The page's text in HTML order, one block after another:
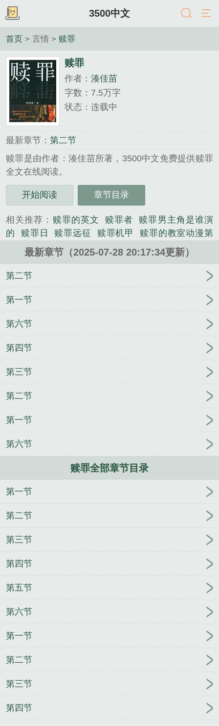
3500中文
首页 > 言情 > 赎罪
赎罪
作者： 湊佳苗
字数：7.5万字
状态：连载中
最新章节： 第二节
赎罪是由作者：湊佳苗所著，3500中文免费提供赎罪
全文在线阅读。
三秒记住本站：3500中文 网址：www.3500zw.com...
《赎罪》是湊佳苗精心创作的言情类小说。
开始阅读 章节目录
相关推荐： 赎罪的英文 赎罪者
赎罪男主角是谁演
的
赎罪日 赎罪远征 赎罪机甲
赎罪的教室动漫第
一集免费观看
赎罪的羔羊歌曲原唱
赎罪日第一季
赎罪男主
赎罪日第一季免费观看全集 赎罪修女
罪演员表
赎罪日动漫樱
看 赎罪是什么意思
赎罪祭是什么意思
赎罪日战争
赎罪电影讲的
费观看完整版
赎罪祭和
赎愆祭的区别
赎罪日动漫第1季
赎罪日1-4集免费
赎罪电影剧情简
介
赎罪女主
赎罪日
罪卷
最新章节（2025-07-28 20:17:34更新）
第二节
第一节
第六节
第四节
第三节
第二节
第一节
第六节
赎罪全部章节目录
第一节
第二节
第三节
第四节
第五节
第六节
第一节
第二节
第三节
第四节